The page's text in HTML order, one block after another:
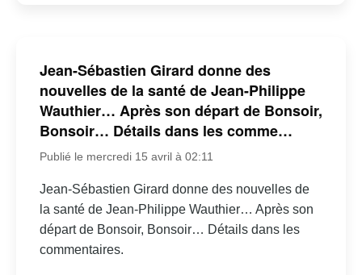
Jean-Sébastien Girard donne des
nouvelles de la santé de Jean-Philippe
Wauthier… Après son départ de Bonsoir,
Bonsoir… Détails dans les comme…
Publié le mercredi 15 avril à 02:11
Jean-Sébastien Girard donne des nouvelles de
la santé de Jean-Philippe Wauthier… Après son
départ de Bonsoir, Bonsoir… Détails dans les
commentaires.